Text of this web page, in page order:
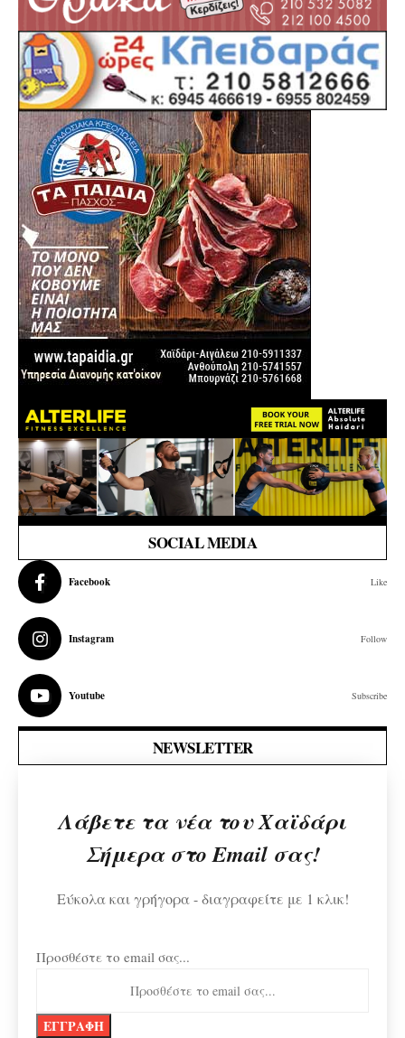
SOCIAL MEDIA
Facebook Like
Instagram Follow
Youtube Subscribe
NEWSLETTER
Λάβετε τα νέα του Χαϊδάρι
Σήμερα στο Email σας!
Εύκολα και γρήγορα - διαγραφείτε με 1 κλικ!
Προσθέστε το email σας...